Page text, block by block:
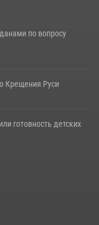
по вопросу
Крещения Руси
готовность детских